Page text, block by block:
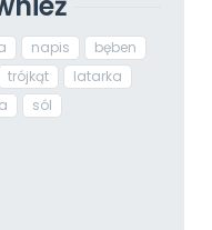
napis
bęben
trójkąt
latarka
sól